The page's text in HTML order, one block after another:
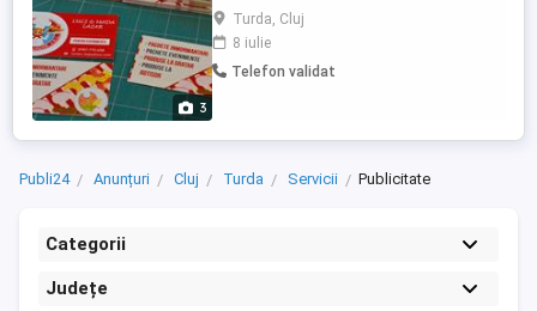
3
300 g mp - dimensiune 9 x 5 cm, 8,5 x 9,5
cm Executie - tipar digital Konika Minolta
24 ore Design - realizare macheta grafica
20-30 ron Transport posta 12 ron + curier
Turda, Cluj
8 iulie
Telefon validat
Publi24 Anunțuri Cluj Turda Servicii Publicitate
Categorii
Județe